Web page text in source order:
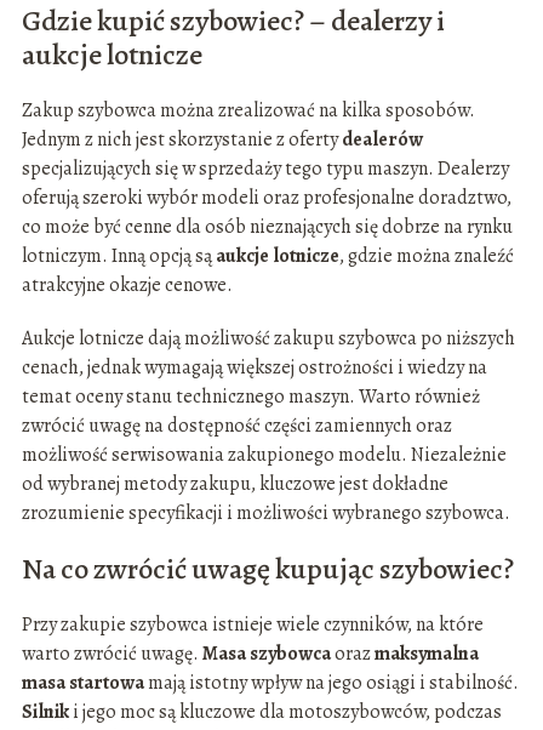
Gdzie kupić szybowiec? – dealerzy i
aukcje lotnicze
Zakup szybowca można zrealizować na kilka sposobów.
Jednym z nich jest skorzystanie z ofertydealerów
specjalizujących się w sprzedaży tego typu maszyn. Dealerzy
oferują szeroki wybór modeli oraz profesjonalne doradztwo,
co może być cenne dla osób nieznających się dobrze na rynku
lotniczym. Inną opcją sąaukcje lotnicze, gdzie można znaleźć
atrakcyjne okazje cenowe.
Aukcje lotnicze dają możliwość zakupu szybowca po niższych
cenach, jednak wymagają większej ostrożności i wiedzy na
temat oceny stanu technicznego maszyn. Warto również
zwrócić uwagę na dostępność części zamiennych oraz
możliwość serwisowania zakupionego modelu. Niezależnie
od wybranej metody zakupu, kluczowe jest dokładne
zrozumienie specyfikacji i możliwości wybranego szybowca.
Na co zwrócić uwagę kupując szybowiec?
Przy zakupie szybowca istnieje wiele czynników, na które
warto zwrócić uwagę. Masa szybowcaorazmaksymalna
masa startowamają istotny wpływ na jego osiągi i stabilność.
Silniki jego moc są kluczowe dla motoszybowców, podczas